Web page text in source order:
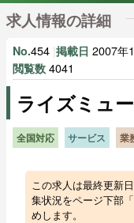
地域で探す
雇用形態 で探す
求人情報の詳細
No.454 掲載日 2007年
閲覧数 4041
ライズミュ
全国対応 サービス 業
この求人は最終更新
集状況をページ下部「
めします。